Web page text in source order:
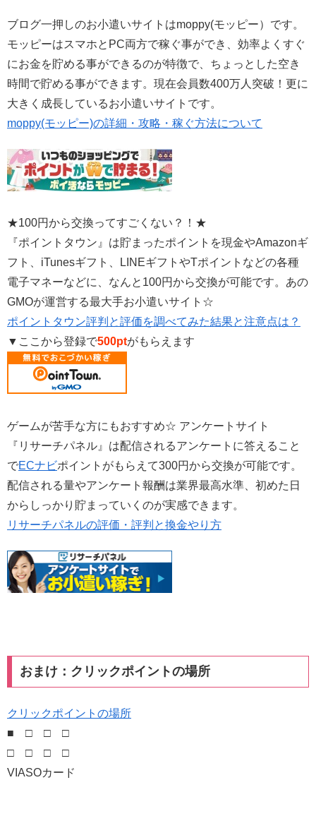
ブログ一押しのお小遣いサイトはmoppy(モッピー）です。
モッピーはスマホとPC両方で稼ぐ事ができ、効率よくすぐ
にお金を貯める事ができるのが特徴で、ちょっとした空き
時間で貯める事ができます。現在会員数400万人突破！更に
大きく成長しているお小遣いサイトです。
moppy(モッピー)の詳細・攻略・稼ぐ方法について
★100円から交換ってすごくない？！★
『ポイントタウン』は貯まったポイントを現金やAmazonギ
フト、iTunesギフト、LINEギフトやTポイントなどの各種
電子マネーなどに、なんと100円から交換が可能です。あの
GMOが運営する最大手お小遣いサイト☆
ポイントタウン評判と評価を調べてみた結果と注意点は？
▼ここから登録で500ptがもらえます
ゲームが苦手な方にもおすすめ☆ アンケートサイト
『リサーチパネル』は配信されるアンケートに答えること
でECナビポイントがもらえて300円から交換が可能です。
配信される量やアンケート報酬は業界最高水準、初めた日
からしっかり貯まっていくのが実感できます。
リサーチパネルの評価・評判と換金やり方
おまけ：クリックポイントの場所
クリックポイントの場所
■ □ □ □
□ □ □ □
VIASOカード